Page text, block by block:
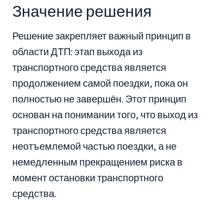
Значение решения
Решение закрепляет важный принцип в
области ДТП: этап выхода из
транспортного средства является
продолжением самой поездки, пока он
полностью не завершён. Этот принцип
основан на понимании того, что выход из
транспортного средства является
неотъемлемой частью поездки, а не
немедленным прекращением риска в
момент остановки транспортного
средства.